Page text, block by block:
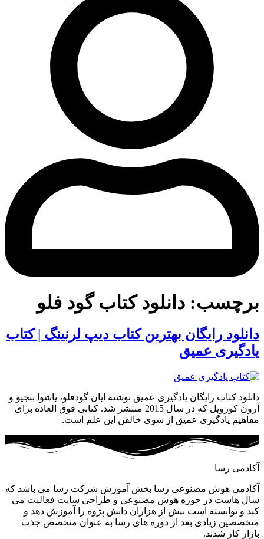
برچسب: دانلود کتاب گود فلو
دانلود رایگان بهترین کتاب دیپ لرنینگ | کتاب
یادگیری عمیق
دانلود کتاب رایگان یادگیری عمیق نوشته ایان گودفلو، یاشوا بنجیو و
آرون کورویل که در سال 2015 منتشر شد. کتابی فوق العاده برای
مفاهیم یادگیری عمیق از سوی خالقن این علم است.
آکادمی رسا
آکادمی هوش مصنوعی رسا بخش آموزش شرکت رسا می باشد که
سال هاست در حوزه هوش مصنوعی و طراحی سایت فعالیت می
کند و توانسته است بیش از هزاران دانش پژوه را آموزش دهد و
متخصصین زیادی بعد از دوره های رسا به عنوان متخصص جذب
بازار کار شدند.